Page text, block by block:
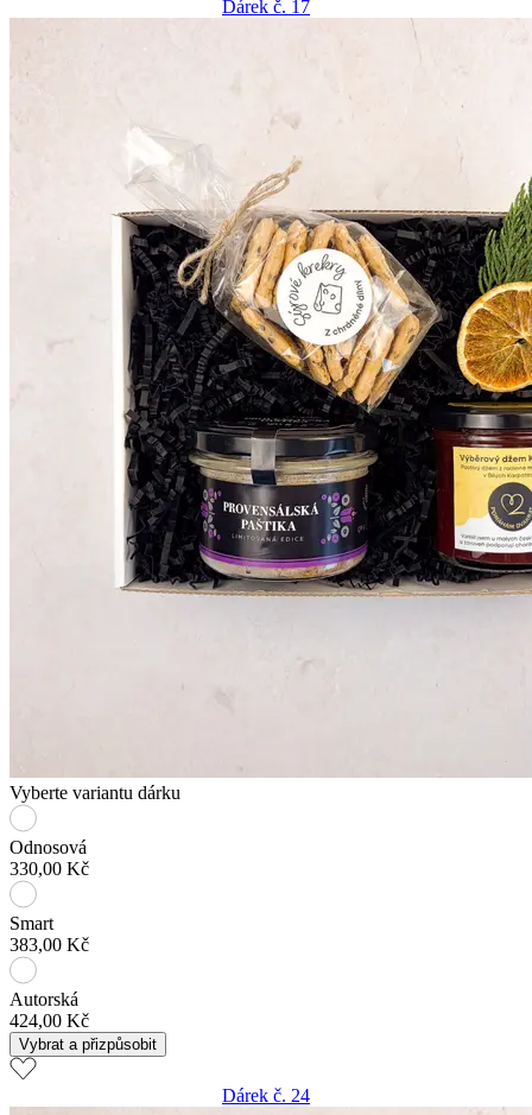
Dárek č. 17
Vyberte variantu dárku
Odnosová
330,00 Kč
Smart
383,00 Kč
Autorská
424,00 Kč
Vybrat a přizpůsobit
Dárek č. 24